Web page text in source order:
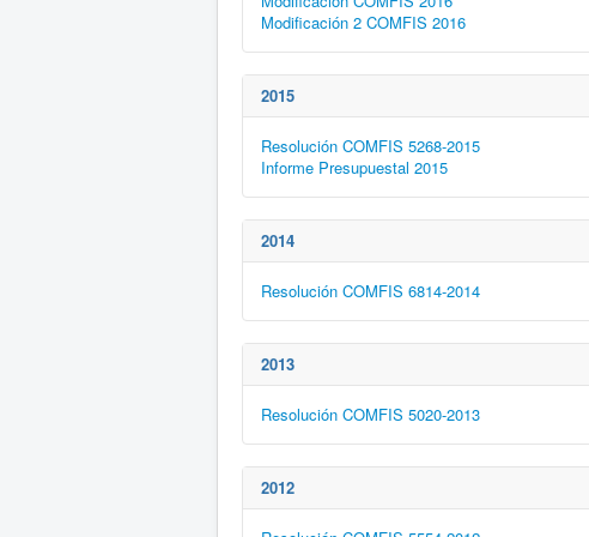
Modificación 2 COMFIS 2016
2015
Resolución COMFIS 5268-2015
Informe Presupuestal 2015
2014
Resolución COMFIS 6814-2014
2013
Resolución COMFIS 5020-2013
2012